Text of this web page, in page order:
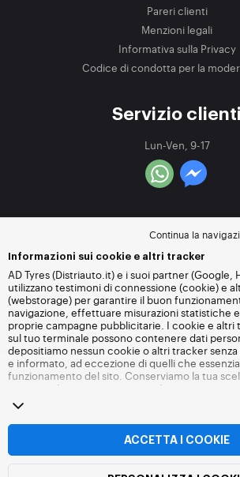
Pareri clienti
Menzioni legali
Informativa sulla Privacy
Codice di condotta per la
Servizio clienti
Lun-Ven, 9-17
Continua la
Informazioni sui cookie e altri tracker
AD Tyres (Distriauto.it) e i suoi partner (Google,
utilizzano testimoni di connessione (cookie) e
(webstorage) per garantire il buon
navigazione, effettuare misurazioni statistiche
proprie campagne pubblicitarie. I cookie e altri
sul tuo terminale possono contenere dati
depositiamo nessun cookie o altri tracker
e informato, ad eccezione di quelli che
funzionamento del sito. Conserviamo la tua
revocare il tuo consenso in qualsiasi momento
dei cookie e altri tracker
senza accettare il deposito di cookie o altri
impedisce l'accesso ai servizi Distriauto.it. Per
altri tracker .
ACCETTA I COOKIE